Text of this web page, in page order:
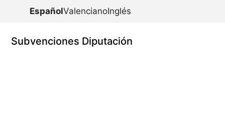
EspañolValencianoInglés
Subvenciones Diputación